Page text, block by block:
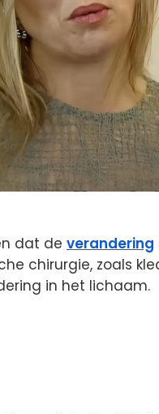
dat de verandering
chirurgie, zoals
in het lichaam.